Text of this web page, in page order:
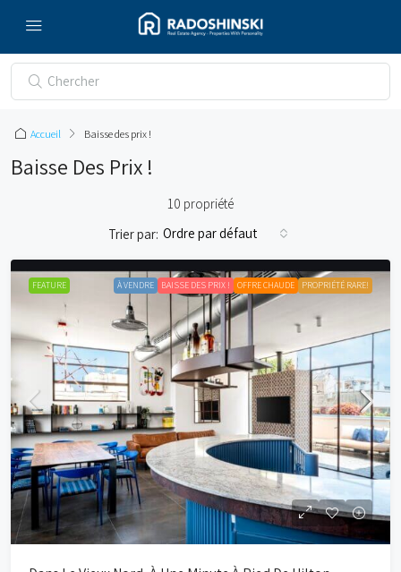
Accueil Baisse des prix !
Baisse Des Prix !
10 propriété
Trier par: Ordre par défaut
FEATURE À VENDRE BAISSE DES PRIX ! OFFRE CHAUDE PROPRIÉTÉ RARE!